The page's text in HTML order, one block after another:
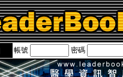
卡！！
帳號 密碼